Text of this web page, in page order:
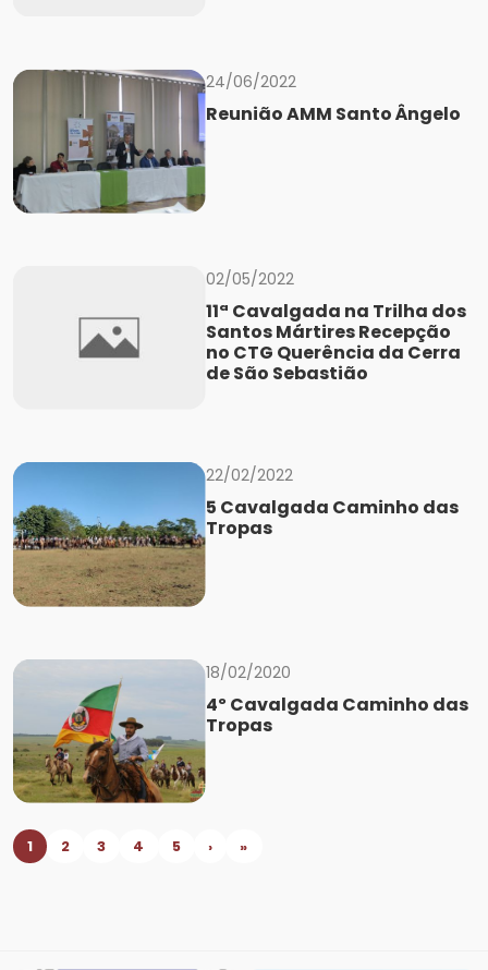
24/06/2022
Reunião AMM Santo Ângelo
02/05/2022
11ª Cavalgada na Trilha dos
Santos Mártires Recepção
no CTG Querência da Cerra
de São Sebastião
22/02/2022
5 Cavalgada Caminho das
Tropas
18/02/2020
4º Cavalgada Caminho das
Tropas
1 2 3 4 5 › »